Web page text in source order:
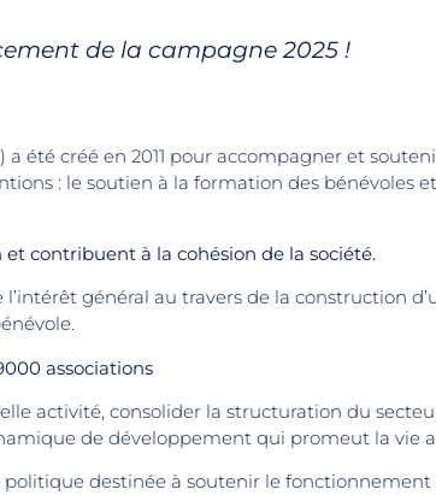
de la campagne 2025 !
a été créé en 2011 pour accompagner et
: le soutien à la formation des
contribuent à la cohésion de la société.
général au travers de la construction
associations
activité, consolider la structuration du
de développement qui promeut la vie
destinée à soutenir le fonctionnement